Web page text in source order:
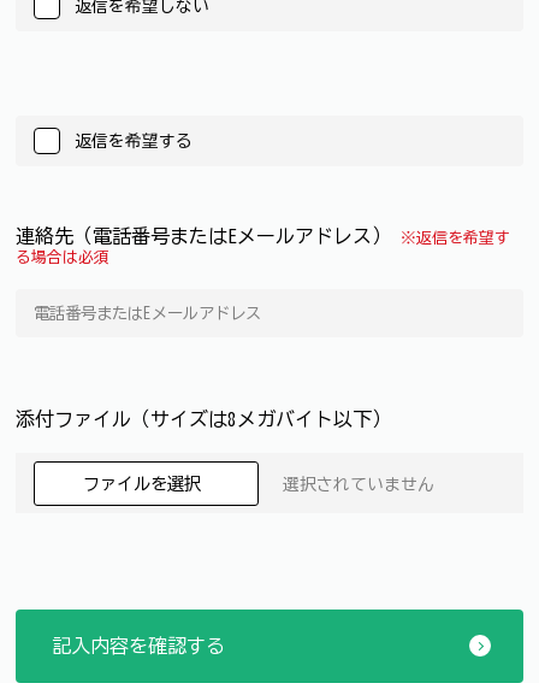
返信を希望しない
返信を希望する
連絡先（電話番号またはEメールアドレス）
※返信を希望す
る場合は必須
添付ファイル（サイズは8メガバイト以下）
ファイルを選択 選択されていません